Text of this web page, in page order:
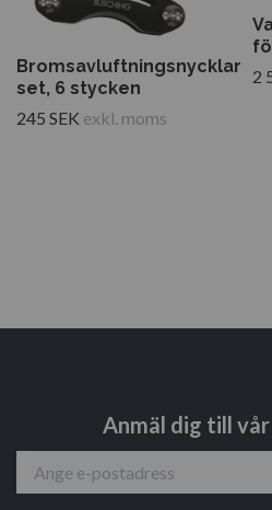
Bromsavluftningsnycklar
set, 6 stycken
245 SEK exkl. moms
2
Anmäl dig till